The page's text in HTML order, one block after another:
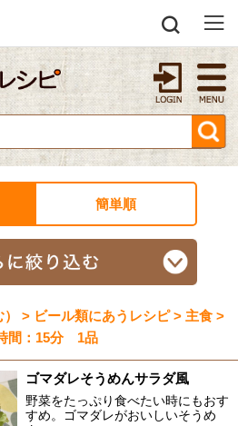
簡単順
> ビール類にあうレシピ > 主食 >
間：15分 1品
ゴマダレそうめんサラダ風
野菜をたっぷり食べたい時にもおす
すめ。ゴマダレがおいしいそうめ